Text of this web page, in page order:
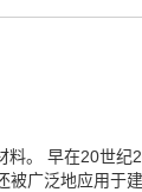
。 早在20世
广泛地应用于